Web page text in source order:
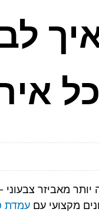
מאביזר
מקצועי עם עמדת